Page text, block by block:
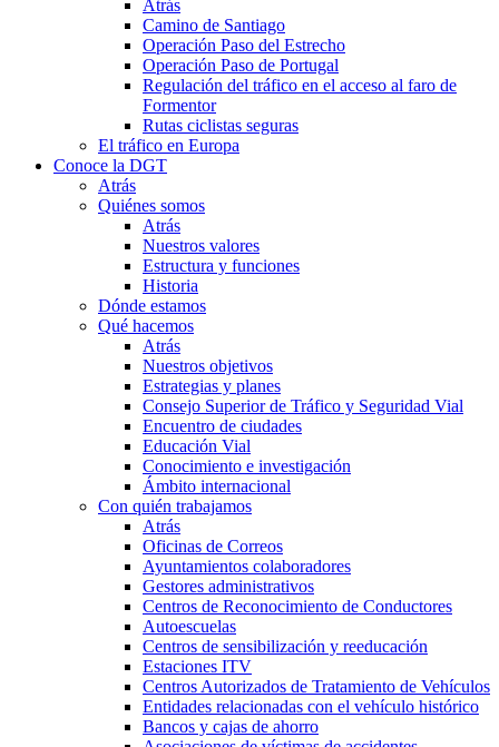
Atrás
Camino de Santiago
Operación Paso del Estrecho
Operación Paso de Portugal
Regulación del tráfico en el acceso al faro de
Formentor
Rutas ciclistas seguras
El tráfico en Europa
Conoce la DGT
Atrás
Quiénes somos
Atrás
Nuestros valores
Estructura y funciones
Historia
Dónde estamos
Qué hacemos
Atrás
Nuestros objetivos
Estrategias y planes
Consejo Superior de Tráfico y Seguridad Vial
Encuentro de ciudades
Educación Vial
Conocimiento e investigación
Ámbito internacional
Con quién trabajamos
Atrás
Oficinas de Correos
Ayuntamientos colaboradores
Gestores administrativos
Centros de Reconocimiento de Conductores
Autoescuelas
Centros de sensibilización y reeducación
Estaciones ITV
Centros Autorizados de Tratamiento de Vehículos
Entidades relacionadas con el vehículo histórico
Bancos y cajas de ahorro